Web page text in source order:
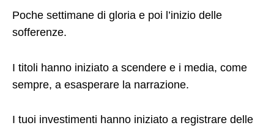
Poche settimane di gloria e poi l’inizio delle
sofferenze.
I titoli hanno iniziato a scendere e i media, come
sempre, a esasperare la narrazione.
I tuoi investimenti hanno iniziato a registrare delle